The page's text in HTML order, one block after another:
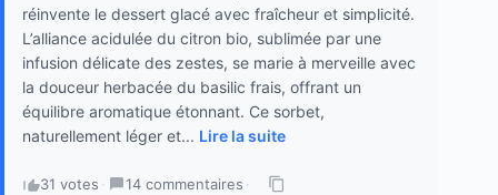
réinvente le dessert glacé avec fraîcheur et simplicité.
L’alliance acidulée du citron bio, sublimée par une
infusion délicate des zestes, se marie à merveille avec
la douceur herbacée du basilic frais, offrant un
équilibre aromatique étonnant. Ce sorbet,
naturellement léger et... Lire la suite
31 votes · 14 commentaires ·